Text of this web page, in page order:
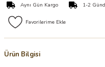
Aynı Gün Kargo 1-2
Ürün Bilgisi